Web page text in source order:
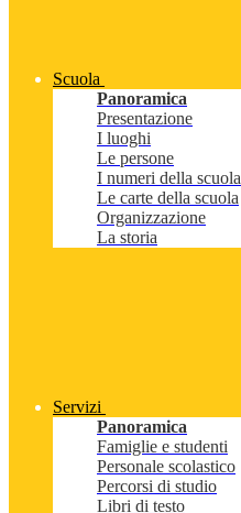
Scuola
Panoramica
Presentazione
I luoghi
Le persone
I numeri della scuola
Le carte della scuola
Organizzazione
La storia
Servizi
Panoramica
Famiglie e studenti
Personale scolastico
Percorsi di studio
Libri di testo